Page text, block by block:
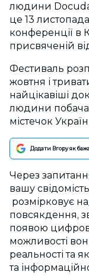
людини
це 13
конференції в
присвяченій
Фестиваль
жовтня і
найцікавіші
людини
містечок
Додати Вгору як
Через
вашу
розмірковує
повсякдення,
появою
можливості
реальності та
та